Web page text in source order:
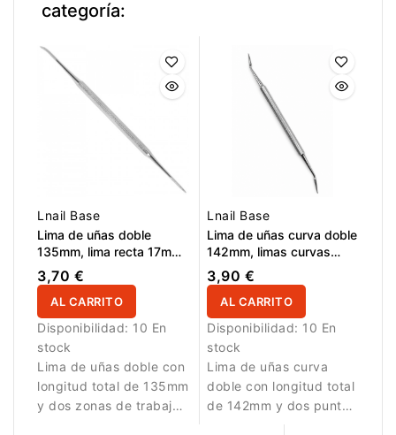
categoría:
Lnail Base
Lima de uñas doble
135mm, lima recta 17mm
/ lima curva 16,5mm
3,70 €
AL CARRITO
Disponibilidad: 10 En
stock
Lima de uñas doble con
longitud total de 135mm
y dos zonas de trabajo.
Lnail Base
Lima de uñas curva doble
142mm, limas curvas
12,5mm / 12,5mm
3,90 €
AL CARRITO
Disponibilidad: 10 En
stock
Lima de uñas curva
doble con longitud total
de 142mm y dos puntas
limadoras curvas de